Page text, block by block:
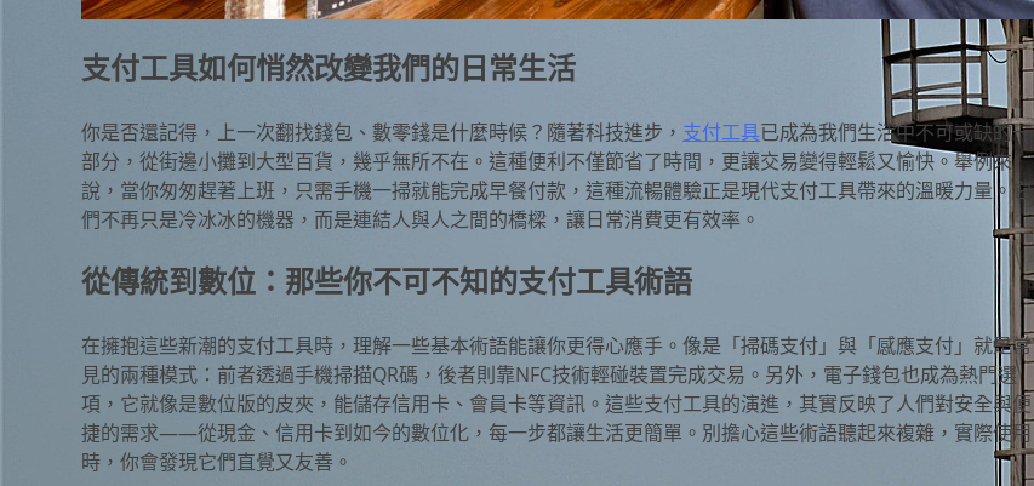
支付工具如何悄然改變我們的日常生活
你是否還記得，上一次翻找錢包、數零錢是什麼時候？隨著科技進步， 支付工具已成為我們生活中不可或缺的一
部分，從街邊小攤到大型百貨，幾乎無所不在。這種便利不僅節省了時間，更讓交易變得輕鬆又愉快。舉例來
說，當你匆匆趕著上班，只需手機一掃就能完成早餐付款，這種流暢體驗正是現代支付工具帶來的溫暖力量。它
們不再只是冷冰冰的機器，而是連結人與人之間的橋樑，讓日常消費更有效率。
從傳統到數位：那些你不可不知的支付工具術語
在擁抱這些新潮的支付工具時，理解一些基本術語能讓你更得心應手。像是「掃碼支付」與「感應支付」就是常
見的兩種模式：前者透過手機掃描QR碼，後者則靠NFC技術輕碰裝置完成交易。另外，電子錢包也成為熱門選
項，它就像是數位版的皮夾，能儲存信用卡、會員卡等資訊。這些支付工具的演進，其實反映了人們對安全與便
捷的需求——從現金、信用卡到如今的數位化，每一步都讓生活更簡單。別擔心這些術語聽起來複雜，實際使用
時，你會發現它們直覺又友善。